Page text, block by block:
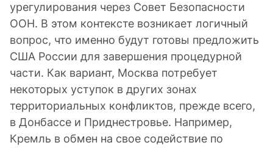
урегулирования через Совет Безопасности
ООН. В этом контексте возникает логичный
вопрос, что именно будут готовы предложить
США России для завершения процедурной
части. Как вариант, Москва потребует
некоторых уступок в других зонах
территориальных конфликтов, прежде всего,
в Донбассе и Приднестровье. Например,
Кремль в обмен на свое содействие по